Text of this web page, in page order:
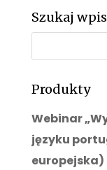
Szukaj
Produkty
Webinar
języku
europejska)